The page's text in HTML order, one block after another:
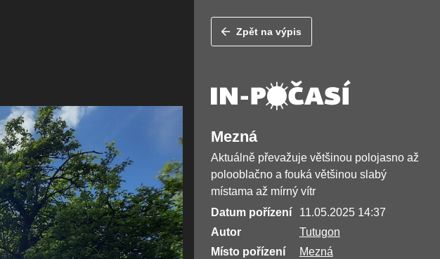
Zpět na výpis
Mezná
Aktuálně převažuje většinou polojasno až
polooblačno a fouká většinou slabý
místama až mírný vítr
Datum pořízení
11.05.2025 14:37
Autor
Tutugon
Místo pořízení
Mezná